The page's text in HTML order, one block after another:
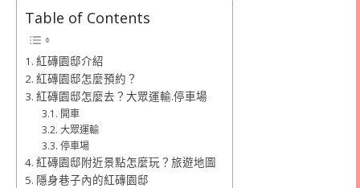
Table of Contents
紅磚園邸介紹
紅磚園邸怎麼預約？
紅磚園邸怎麼去？大眾運輸.停車場
開車
大眾運輸
停車場
紅磚園邸附近景點怎麼玩？旅遊地圖
隱身巷子內的紅磚園邸